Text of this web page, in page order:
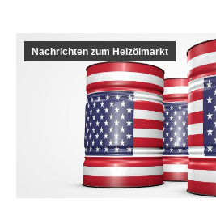
Nachrichten zum Heizölmarkt